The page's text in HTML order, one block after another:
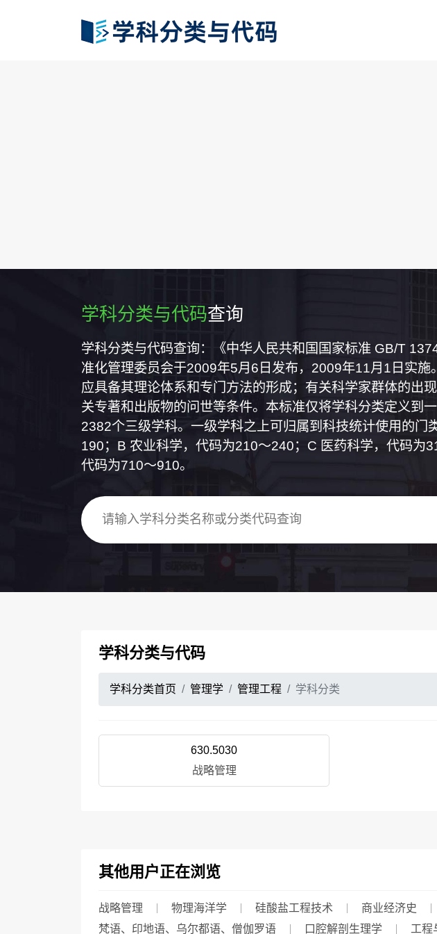
学科分类与代码查询
学科分类与代码查询：《中华人民共和国国家标准 GB/T
准化管理委员会于2009年5月6日发布，2009年11月1日实
应具备其理论体系和专门方法的形成；有关科学家群体的出
关专著和出版物的问世等条件。本标准仅将学科分类定义到
2382个三级学科。一级学科之上可归属到科技统计使用的
190；B 农业科学，代码为210～240；C 医药科学，代码为
代码为710～910。
学科分类与代码
学科分类首页 管理学 管理工程 学科分类
630.5030
战略管理
其他用户正在浏览
战略管理 物理海洋学 硅酸盐工程技术 商业经济史
梵语、印地语、乌尔都语、僧伽罗语
口腔解剖生理学 工程